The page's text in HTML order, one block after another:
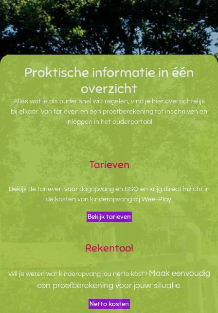
Praktische informatie in één
overzicht
Alles wat je als ouder snel wilt regelen, vind je hier overzichtelijk
bij elkaar. Van tarieven en een proefberekening tot inschrijven en
inloggen in het ouderportaal
Tarieven
Bekijk de tarieven voor dagopvang en BSO en krijg direct inzicht in
de kosten van kinderopvang bij Wee-Play.
Bekijk tarieven
Rekentool
Wil je weten wat kinderopvang jou netto kost? Maak eenvoudig
een proefberekening voor jouw situatie.
Netto kosten